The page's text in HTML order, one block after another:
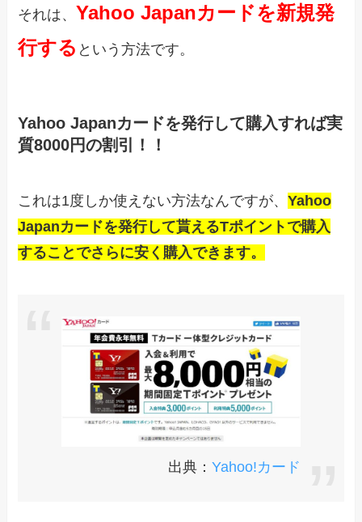
それは、 Yahoo Japanカードを新規発
行する という方法です。
Yahoo Japanカードを発行して購入すれば実
質8000円の割引！！
これは1度しか使えない方法なんですが、Yahoo
Japanカードを発行して貰えるTポイントで購入
することでさらに安く購入できます。
出典： Yahoo!カード